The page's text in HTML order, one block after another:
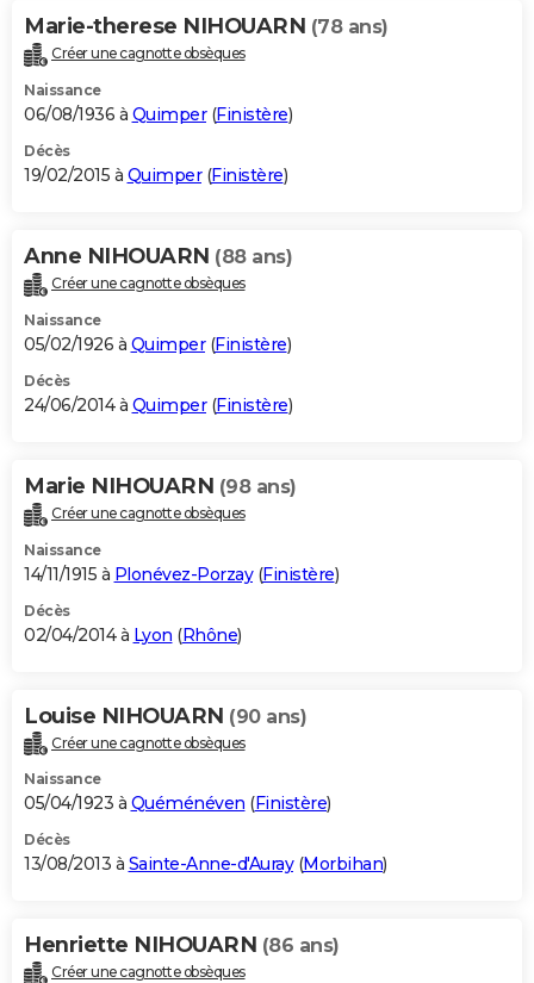
Marie-therese NIHOUARN (78 ans)
Créer une cagnotte obsèques
Naissance
06/08/1936 à Quimper(Finistère)
Décès
19/02/2015 à Quimper(Finistère)
Anne NIHOUARN (88 ans)
Créer une cagnotte obsèques
Naissance
05/02/1926 à Quimper(Finistère)
Décès
24/06/2014 à Quimper(Finistère)
Marie NIHOUARN (98 ans)
Créer une cagnotte obsèques
Naissance
14/11/1915 à Plonévez-Porzay(Finistère)
Décès
02/04/2014 à Lyon (Rhône)
Louise NIHOUARN (90 ans)
Créer une cagnotte obsèques
Naissance
05/04/1923 à Quéménéven (Finistère)
Décès
13/08/2013 à Sainte-Anne-d'Auray(Morbihan)
Henriette NIHOUARN (86 ans)
Créer une cagnotte obsèques